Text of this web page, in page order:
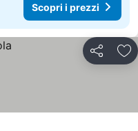
Scopri i prezzi
Condividi